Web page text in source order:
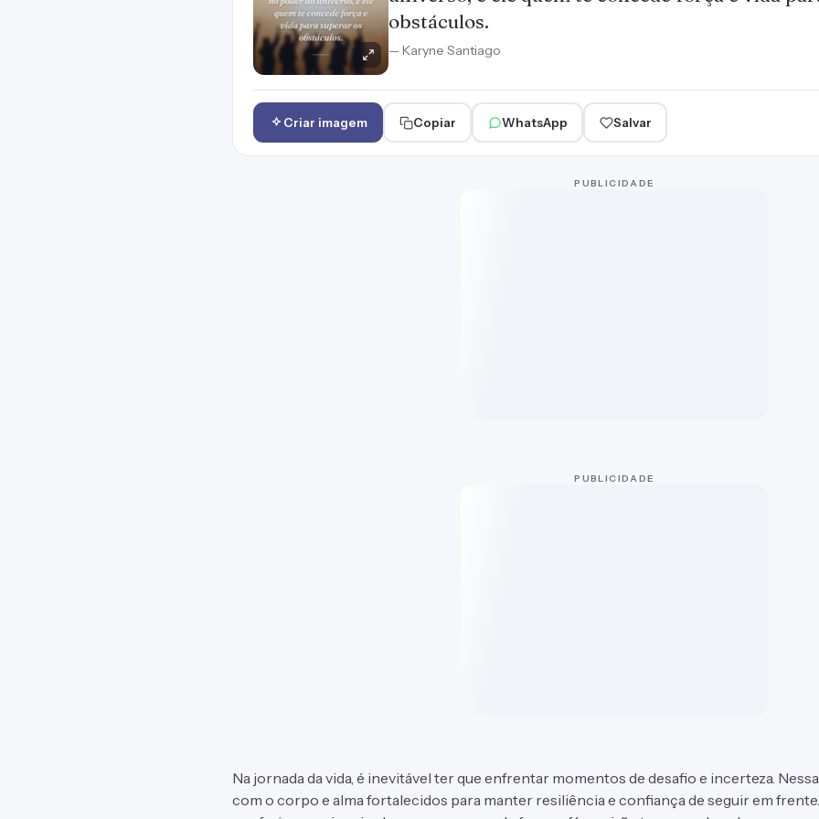
obstáculos.
— Karyne Santiago
Criar imagem Copiar WhatsApp Salvar
PUBLICIDADE
PUBLICIDADE
Na jornada da vida, é inevitável ter que enfrentar momentos de desafio e incerteza.
com o corpo e alma fortalecidos para manter resiliência e confiança de seguir em